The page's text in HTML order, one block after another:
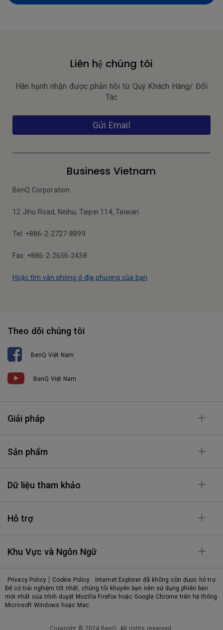
Liên hệ chúng tôi
Hân hạnh nhận được phản hồi từ Quý Khách Hàng/ Đối
Tác
Gửi Email
Business Vietnam
BenQ Corporation
12 Jihu Road, Neihu, Taipei 114, Taiwan
Tel: +886-2-2727-8899
Fax: +886-2-2656-2438
Hoặc tìm văn phòng ở địa phương của bạn
Theo dõi chúng tôi
BenQ Việt Nam
BenQ Việt Nam
Giải pháp
Sản phẩm
Dữ liệu tham khảo
Hỗ trợ
Khu Vực và Ngôn Ngữ
Privacy Policy Cookie Policy
Internet Explorer đã không còn được hỗ trợ.
Để có trải nghiệm tốt nhất, chúng tôi khuyên bạn nên sử dụng phiên bản
mới nhất của trình duyệt Mozilla Firefox hoặc Google Chrome trên hệ thống
Microsoft Windows hoặc Mac.
Copyright © 2024 BenQ. All rights reserved.